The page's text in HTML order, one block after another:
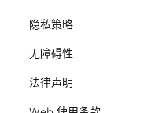
Esri Store
ArcNews
ArcWatch
开放视野
保护隐私策略
无障碍性
法律声明